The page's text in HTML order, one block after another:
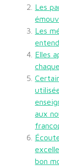
Les
Les
Elles
aux
bon